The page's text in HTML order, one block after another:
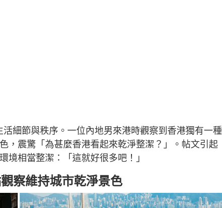
細節與秩序。一位內地男來港時觀察到香港獨有一種
，震驚「為甚麼香港看起來乾淨整潔？」。帖文引起
境相當整潔：「這就好很多吧！」
察維持城市乾淨景色